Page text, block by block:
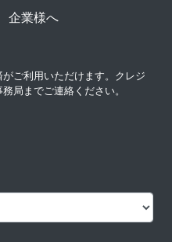
企業様へ
ご利用いただけます。クレジ
局までご連絡ください。